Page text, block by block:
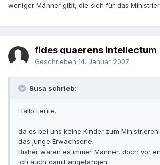
weniger Männer gibt, die sich für das
fides quaerens intellectum
Geschrieben 14. Januar 2007
Susa schrieb:
Hallo Leute,
da es bei uns keine Kinder zum
das junge Erwachsene.
Bisher waren es immer Männer, doch vor
ich auch damit angefangen.